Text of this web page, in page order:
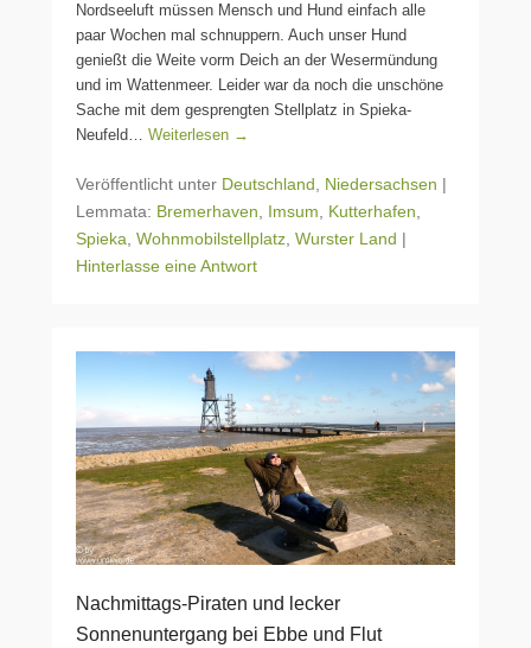
Nordseeluft müssen Mensch und Hund einfach alle
paar Wochen mal schnuppern. Auch unser Hund
genießt die Weite vorm Deich an der Wesermündung
und im Wattenmeer. Leider war da noch die unschöne
Sache mit dem gesprengten Stellplatz in Spieka-
Neufeld… Weiterlesen →
Veröffentlicht unter Deutschland Niedersachsen |
Lemmata: Bremerhaven Imsum Kutterhafen
Spieka Wohnmobilstellplatz Wurster Land |
Hinterlasse eine Antwort
Nachmittags-Piraten und lecker
Sonnenuntergang bei Ebbe und Flut